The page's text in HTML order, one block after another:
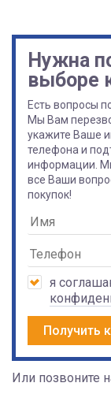
Нужна
выборе
Есть вопросы
Мы Вам
укажите Ваше
телефона и
информации.
все Ваши
покупок!
я
Получить
Или позвоните